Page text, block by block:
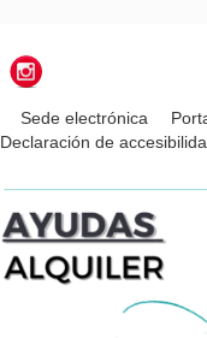
Sede electrónica
Declaración de